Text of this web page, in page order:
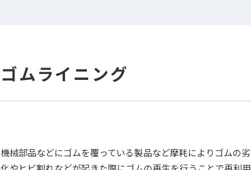
ゴムライニング
機械部品などにゴムを覆っている製品など摩耗によりゴムの劣